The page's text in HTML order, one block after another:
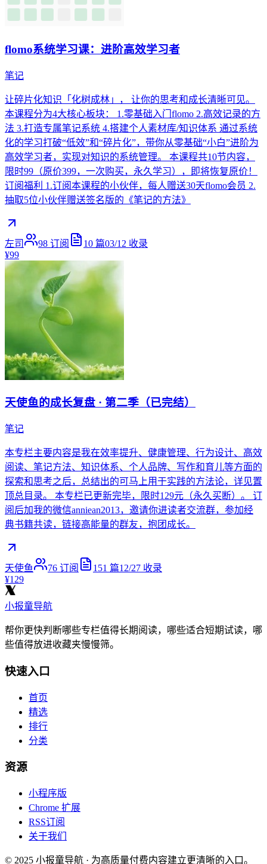
flomo系统学习课：进阶高效学习者
笔记
让碎片化知识「化树成林」， 让你的思考和成长清晰可见。
本课程分为4大核心板块： 1.零基础入门flomo 2.高效记录的方
法 3.打造专属笔记系统 4.搭建个人素材库/知识体系 通过系统
化的学习打破“低效”和“碎片化”，带你从零基础“小白”进阶为
高效学习者，实现对知识的系统管理。 本课程共10节内容，
限时99（原价399，一次购买，永久学习），即将恢复原价！
订阅福利 1.订阅本课程的小伙伴，每人赠送30天flomo会员 2.
抽取5位小伙伴赠送签名版的《笔记的方法》
左司 98 订阅 10 篇03/12 收录
¥99
天使鱼的成长复盘 · 第二季（已完结）
笔记
本专栏主要内容是我在效率提升、健康管理、行为设计、高效
阅读、笔记方法、知识体系、个人品牌、写作和育儿等方面的
探索和思考之后，总结出的可马上用于实践的方法论，详见置
顶总目录。 本专栏已更新完毕，限时129元（永久买断）。 订
阅后加我的微信anniean2013，邀请你进读者交流群，参加经
典书籍共读，链接高能量的群友，抱团成长。
天使鱼 76 订阅 151 篇12/27 收录
¥129
小报童导航
帮你更快判断哪些专栏值得长期阅读，哪些适合短期试读，哪
些值得放进收藏夹慢慢筛。
快速入口
首页
精选
排行
分类
资源
小程序版
Chrome 扩展
RSS订阅
关于我们
© 2025 小报童导航 · 为高质量付费内容建立更清晰的入口。